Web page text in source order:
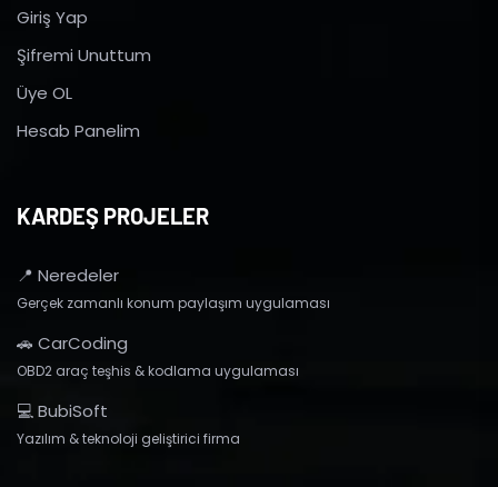
Giriş Yap
Şifremi Unuttum
Üye OL
Hesab Panelim
KARDEŞ PROJELER
📍 Neredeler
Gerçek zamanlı konum paylaşım uygulaması
🚗 CarCoding
OBD2 araç teşhis & kodlama uygulaması
💻 BubiSoft
Yazılım & teknoloji geliştirici firma